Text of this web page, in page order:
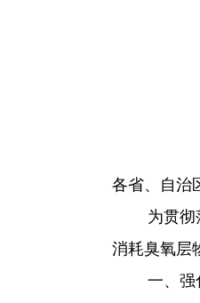
各省、自治
为贯彻落
消耗臭氧层
一、强